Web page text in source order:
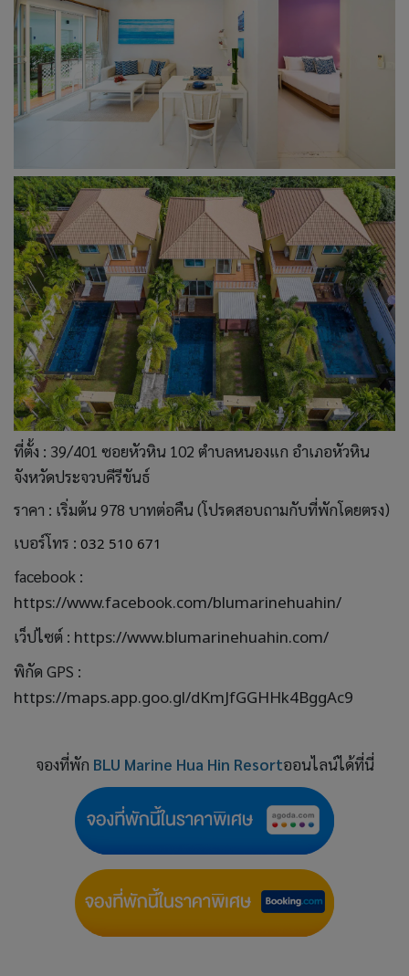
ที่ตั้ง : 39/401 ซอยหัวหิน 102 ตำบลหนองแก อำเภอหัวหิน
จังหวัดประจวบคีรีขันธ์
ราคา : เริ่มต้น 978 บาทต่อคืน (โปรดสอบถามกับที่พักโดยตรง)
เบอร์โทร : 032 510 671
facebook :
https://www.facebook.com/blumarinehuahin/
เว็ปไซต์ : https://www.blumarinehuahin.com/
พิกัด GPS :
https://maps.app.goo.gl/dKmJfGGHHk4BggAc9
จองที่พัก BLU Marine Hua Hin Resortออนไลน์ได้ที่นี่